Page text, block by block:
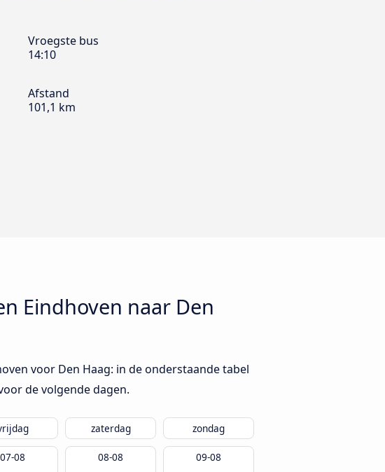
Vroegste bus
14:10
Afstand
101,1 km
Eindhoven naar Den
voor Den Haag: in de onderstaande tabel
de volgende dagen.
zaterdag zondag
07-08 08-08 09-08